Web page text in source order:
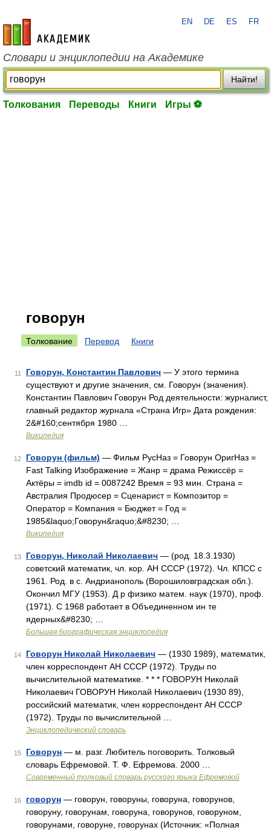
academic.ru
EN DE ES FR
Словари и энциклопедии на Академике
Найти!
Толкования Переводы Книги Игры ⚽
говорун
Толкование Перевод Книги
11 Говорун, Константин Павлович — У этого термина
существуют и другие значения, см. Говорун (значения).
Константин Павлович Говорун Род деятельности: журналист,
главный редактор журнала «Страна Игр» Дата рождения:
2&#160;сентября 1980 …
Википедия
12 Говорун (фильм) — Фильм РусНаз = Говорун ОригНаз =
Fast Talking Изображение = Жанр = драма Режиссёр =
Актёры = imdb id = 0087242 Время = 93 мин. Страна =
Австралия Продюсер = Сценарист = Композитор =
Оператор = Компания = Бюджет = Год =
1985&laquo;Говорун&raquo;&#8230; …
Википедия
13 Говорун, Николай Николаевич — (род. 18.3.1930)
советский математик, чл. кор. АН СССР (1972). Чл. КПСС с
1961. Род. в с. Андрианополь (Ворошиловградская обл.).
Окончил МГУ (1953). Д р физико матем. наук (1970), проф.
(1971). С 1968 работает в Объединенном ин те
ядерных&#8230; …
Большая биографическая энциклопедия
14 Говорун Николай Николаевич — (1930 1989), математик,
член корреспондент АН СССР (1972). Труды по
вычислительной математике. * * * ГОВОРУН Николай
Николаевич ГОВОРУН Николай Николаевич (1930 89),
российский математик, член корреспондент АН СССР
(1972). Труды по вычислительной …
Энциклопедический словарь
15 Говорун — м. разг. Любитель поговорить. Толковый
словарь Ефремовой. Т. Ф. Ефремова. 2000 …
Современный толковый словарь русского языка Ефремовой
16 говорун — говорун, говоруны, говоруна, говорунов,
говоруну, говорунам, говоруна, говорунов, говоруном,
говорунами, говоруне, говорунах (Источник: «Полная